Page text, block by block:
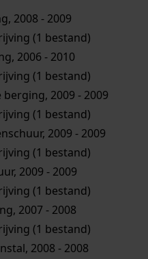
2008 - 2009
(1 bestand)
2006 - 2010
(1 bestand)
2009 - 2009
(1 bestand)
2009 - 2009
(1 bestand)
2009 - 2009
(1 bestand)
2007 - 2008
(1 bestand)
2008 - 2008